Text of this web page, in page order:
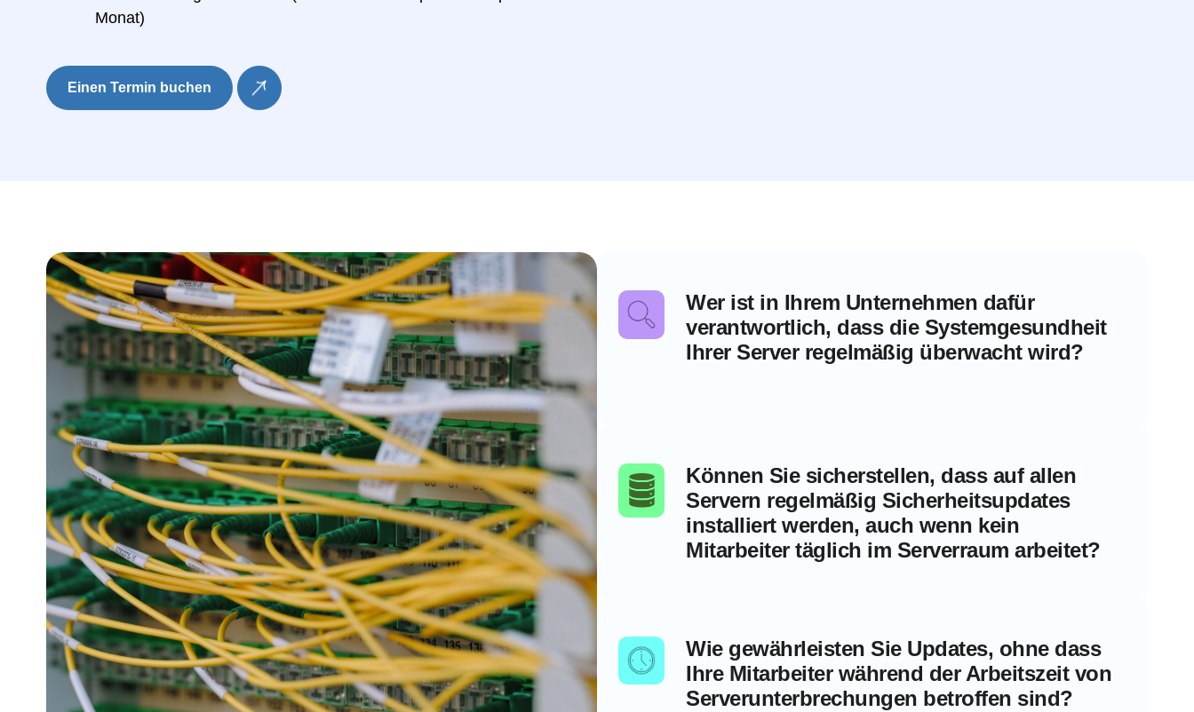
Monat)
Einen Termin buchen
Wer ist in Ihrem Unternehmen dafür
verantwortlich, dass die Systemgesundheit
Ihrer Server regelmäßig überwacht wird?
Können Sie sicherstellen, dass auf allen
Servern regelmäßig Sicherheitsupdates
installiert werden, auch wenn kein
Mitarbeiter täglich im Serverraum arbeitet?
Wie gewährleisten Sie Updates, ohne dass
Ihre Mitarbeiter während der Arbeitszeit von
Serverunterbrechungen betroffen sind?